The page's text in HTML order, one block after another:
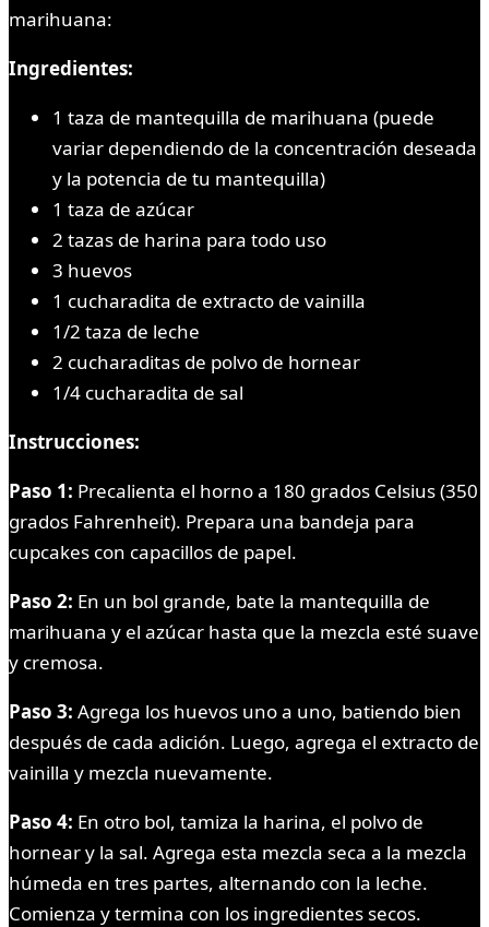
marihuana:
Ingredientes:
1 taza de mantequilla de marihuana (puede
variar dependiendo de la concentración deseada
y la potencia de tu mantequilla)
1 taza de azúcar
2 tazas de harina para todo uso
3 huevos
1 cucharadita de extracto de vainilla
1/2 taza de leche
2 cucharaditas de polvo de hornear
1/4 cucharadita de sal
Instrucciones:
Paso 1: Precalienta el horno a 180 grados Celsius (350
grados Fahrenheit). Prepara una bandeja para
cupcakes con capacillos de papel.
Paso 2: En un bol grande, bate la mantequilla de
marihuana y el azúcar hasta que la mezcla esté suave
y cremosa.
Paso 3: Agrega los huevos uno a uno, batiendo bien
después de cada adición. Luego, agrega el extracto de
vainilla y mezcla nuevamente.
Paso 4: En otro bol, tamiza la harina, el polvo de
hornear y la sal. Agrega esta mezcla seca a la mezcla
húmeda en tres partes, alternando con la leche.
Comienza y termina con los ingredientes secos.